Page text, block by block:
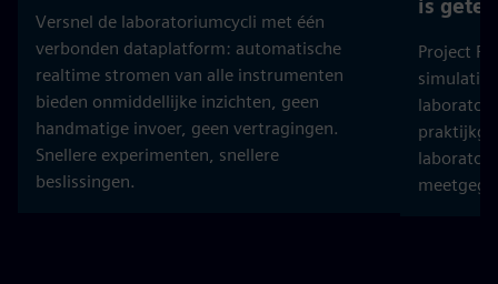
Versnel de laboratoriumcycli met één
verbonden dataplatform: automatische
realtime stromen van alle instrumenten
bieden onmiddellijke inzichten, geen
handmatige invoer, geen vertragingen.
Snellere experimenten, snellere
beslissingen.
is
Project
simulatie